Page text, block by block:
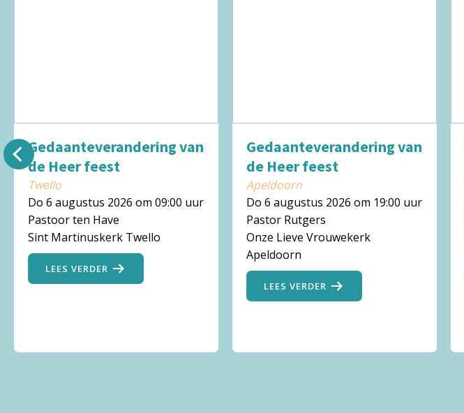
Gedaanteverandering van
de Heer feest
Twello
Do 6 augustus 2026 om 09:00 uur
Pastoor ten Have
Sint Martinuskerk Twello
LEES VERDER
Gedaanteverandering van
de Heer feest
Apeldoorn
Do 6 augustus 2026 om 19:00 uur
Pastor Rutgers
Onze Lieve Vrouwekerk
Apeldoorn
LEES VERDER